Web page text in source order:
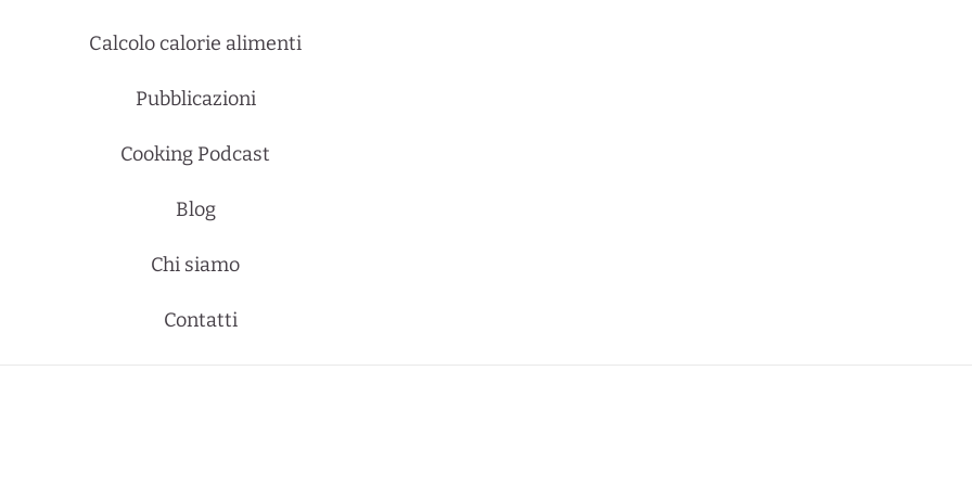
Calcolo calorie alimenti
Pubblicazioni
Cooking Podcast
Blog
Chi siamo
Contatti